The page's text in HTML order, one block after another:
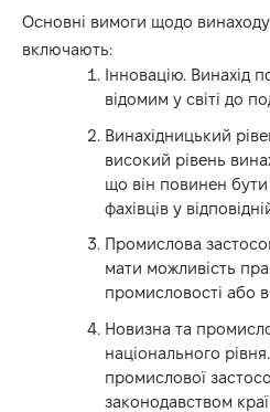
Основні вимоги щодо
включають:
Інновацію. Винахід
відомим у світі до
Винахідницький
високий рівень
що він повинен
фахівців у
Промислова
мати можливість
промисловості або
Новизна та
національного
промислової
законодавством